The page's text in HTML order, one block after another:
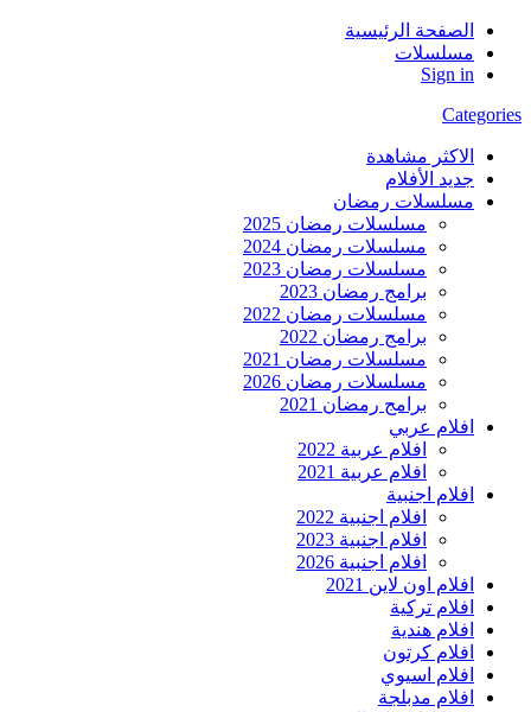
الصفحة الرئيسية
مسلسلات
Sign in
Categories
الاكثر مشاهدة
جديد الأفلام
مسلسلات رمضان
مسلسلات رمضان 2025
مسلسلات رمضان 2024
مسلسلات رمضان 2023
برامج رمضان 2023
مسلسلات رمضان 2022
برامج رمضان 2022
مسلسلات رمضان 2021
مسلسلات رمضان 2026
برامج رمضان 2021
افلام عربي
افلام عربية 2022
افلام عربية 2021
افلام اجنبية
افلام اجنبية 2022
افلام اجنبية 2023
افلام اجنبية 2026
افلام اون لاين 2021
افلام تركية
افلام هندية
افلام كرتون
افلام اسيوي
افلام مدبلجة